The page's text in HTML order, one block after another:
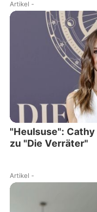
Artikel -
"Heulsuse":
zu "Die Verräter"
Artikel -